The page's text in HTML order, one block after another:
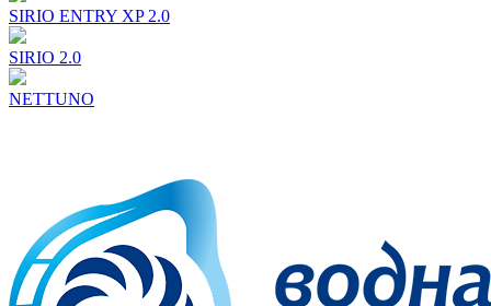
SIRIO ENTRY XP 2.0
SIRIO 2.0
NETTUNO